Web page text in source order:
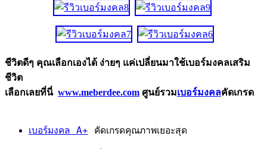
ชีวิตดีๆ คุณเลือกเองได้ ง่ายๆ แค่เปลี่ยนมาใช้เบอร์มงคลเสริม
ชีวิต
เลือกเลยที่นี่ www.meberdee.com ศูนย์รวมเบอร์มงคลคัดเกรด
เบอร์มงคล A+ คัดเกรดคุณภาพเยอะสุด